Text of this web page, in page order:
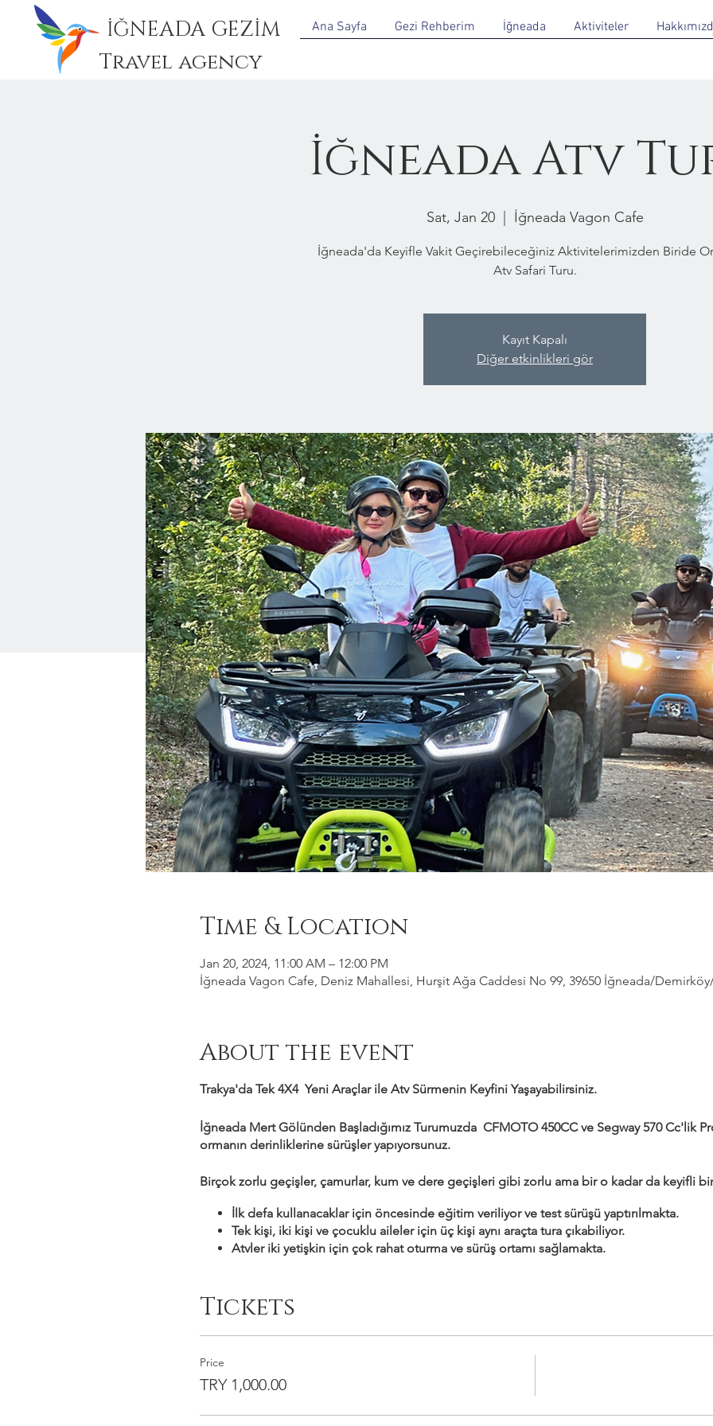
İĞNEADA GEZİM
Travel agency
Ana Sayfa Gezi Rehberim İğneada Aktiviteler
İğneada Atv
Sat, Jan 20
  |
İğneada Vagon Cafe
İğneada'da Keyifle Vakit Geçirebileceğiniz Aktivitelerimizden Biride
Atv Safari Turu.
Kayıt Kapalı
Diğer etkinlikleri gör
Time & Location
Jan 20, 2024, 11:00 AM – 12:00 PM
İğneada Vagon Cafe, Deniz Mahallesi, Hurşit Ağa Caddesi No 99, 39650 İğneada/
About the event
Trakya'da Tek 4X4 Yeni Araçlar ile Atv Sürmenin Keyfini Yaşayabilirsiniz.
İğneada Mert Gölünden Başladığımız Turumuzda CFMOTO 450CC ve Segway 570 Cc'lik
ormanın derinliklerine sürüşler yapıyorsunuz.
Birçok zorlu geçişler, çamurlar, kum ve dere geçişleri gibi zorlu ama bir o kadar da keyifli
İlk defa kullanacaklar için öncesinde eğitim veriliyor ve test sürüşü yaptırılmakta.
Tek kişi, iki kişi ve çocuklu aileler için üç kişi aynı araçta tura çıkabiliyor.
Atvler iki yetişkin için çok rahat oturma ve sürüş ortamı sağlamakta.
Atv Turları çocuklu aileler için uygundur.
Ücretsiz olarak tulum, galoi, bone ve her katılımcı için kask verilmektedir.
Rehber dilediğiniz yerde fotoğraf ve video çekmek veya dinlenmek için molalar
Şehir içi kullanımlarda B sınıfı ehliyete sahip olmak kullanım için yeterlidir.
Atv Safari Turları İğneada Mert Gölü Mevkiinde Bulunan Vagon Kafeden Hareket
Tickets
Price
TRY 1,000.00